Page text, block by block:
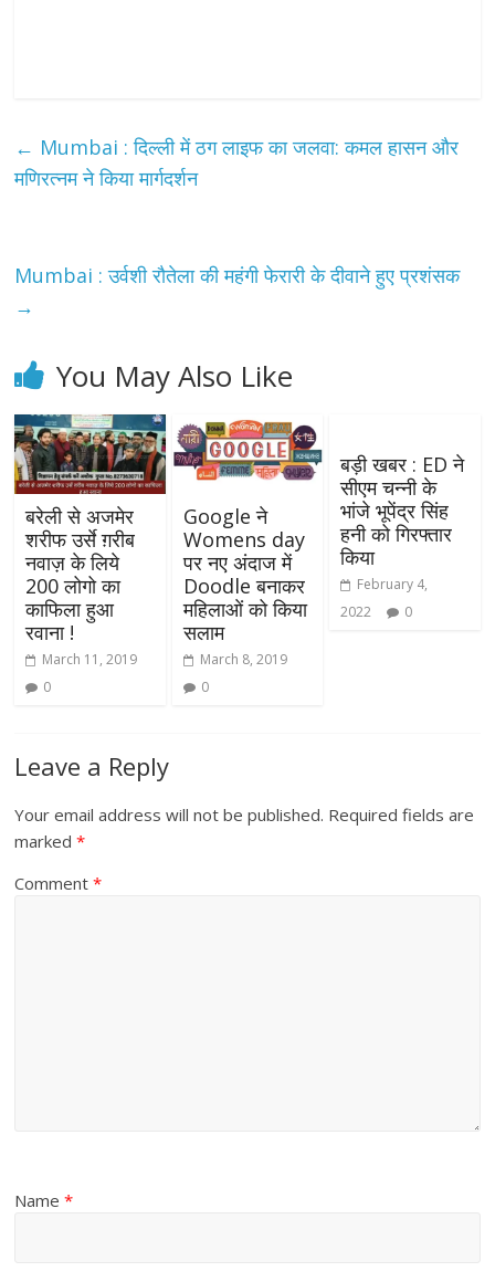
← Mumbai : दिल्ली में ठग लाइफ का जलवा: कमल हासन और
मणिरत्नम ने किया मार्गदर्शन
Mumbai : उर्वशी रौतेला की महंगी फेरारी के दीवाने हुए प्रशंसक
→
You May Also Like
बरेली से अजमेर
शरीफ उर्से ग़रीब
नवाज़ के लिये
200 लोगो का
काफिला हुआ
रवाना !
March 11, 2019
0
Google ने
Womens day
पर नए अंदाज में
Doodle बनाकर
महिलाओं को किया
सलाम
March 8, 2019
0
बड़ी खबर : ED ने
सीएम चन्नी के
भांजे भूपेंद्र सिंह
हनी को गिरफ्तार
किया
February 4,
2022
0
Leave a Reply
Your email address will not be published. Required fields are
marked*
Comment*
Name*